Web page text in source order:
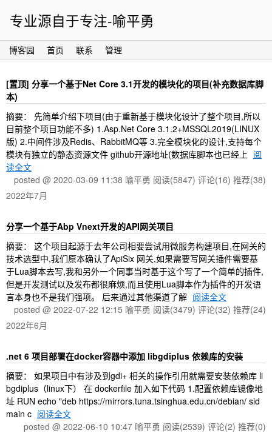
专业源自于专注-喻平勇
博客园 首页 联系 管理
[置顶] 分享一个基于Net Core 3.1开发的模块化的项目(补充数据库脚
本)
摘要： 先简单介绍下项目(由于重新基于模块化设计了整个项目,所以
目前整个项目功能不多) 1.Asp.Net Core 3.1.2+MSSQL2019(LINUX
版) 2.中间件涉及Redis、RabbitMQ等 3.完全模块化的设计,支持每个
模块有独立的静态资源文件 github开源地址(数据库脚本也已经上 阅
读全文
posted @ 2020-03-09 11:38 喻平勇 阅读(5847) 评论(16) 推荐(38)
2022年7月
分享一个基于Abp Vnext开发的API网关项目
摘要： 这个项目起源于去年公司相要尝试用微服务构建项目,在网关的
技术选型中,我们原本确认了ApiSix 网关,如果需要写网关插件需要基
于Lua脚本去写,我和另外一个同事当时基于这个写了一个简单的插件,
但是开发测试以及发布都很麻烦,而且使用Lua脚本作为插件的开发语
言本身也不是我们强项。 后来通过其他渠道了解 阅读全文
posted @ 2022-07-22 12:15 喻平勇 阅读(3479) 评论(32) 推荐(24)
2022年6月
.net 6 项目部署在docker容器中添加 libgdiplus 依赖库的安装
摘要： 如果项目中有涉及到gdi+ 相关的操作引用就需要安装依赖库 li
bgdiplus（linux下） 在 dockerfile 加入如下代码 1.配置依赖库镜像地
址 RUN echo "deb https://mirrors.tuna.tsinghua.edu.cn/debian/ sid
main c 阅读全文
posted @ 2022-06-10 10:47 喻平勇 阅读(2539) 评论(2) 推荐(0)